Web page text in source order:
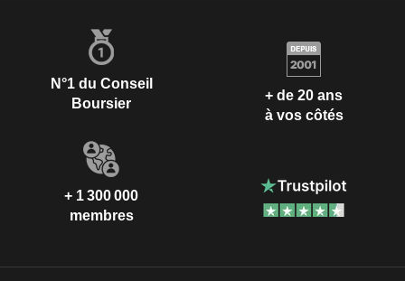
N°1 du Conseil
Boursier
+ de 20 ans
à vos côtés
+ 1 300 000
membres